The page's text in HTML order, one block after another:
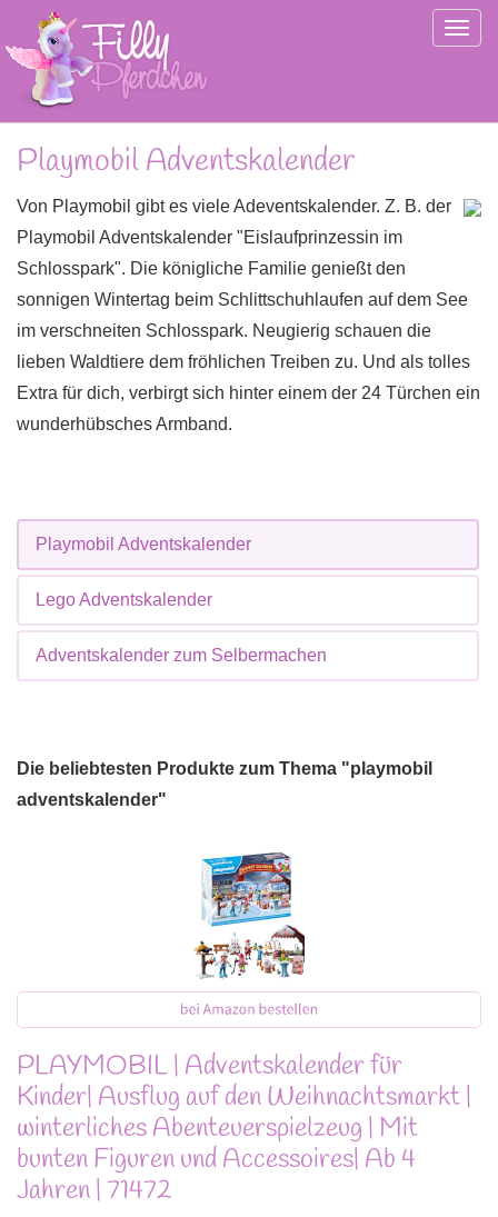
Playmobil Adventskalender
Von Playmobil gibt es viele Adeventskalender. Z. B. der
Playmobil Adventskalender "Eislaufprinzessin im
Schlosspark". Die königliche Familie genießt den
sonnigen Wintertag beim Schlittschuhlaufen auf dem See
im verschneiten Schlosspark. Neugierig schauen die
lieben Waldtiere dem fröhlichen Treiben zu. Und als tolles
Extra für dich, verbirgt sich hinter einem der 24 Türchen ein
wunderhübsches Armband.
Playmobil Adventskalender
Lego Adventskalender
Adventskalender zum Selbermachen
Die beliebtesten Produkte zum Thema "playmobil
adventskalender"
PLAYMOBIL | Adventskalender für
Kinder| Ausflug auf den Weihnachtsmarkt |
winterliches Abenteuerspielzeug | Mit
bunten Figuren und Accessoires| Ab 4
Jahren | 71472